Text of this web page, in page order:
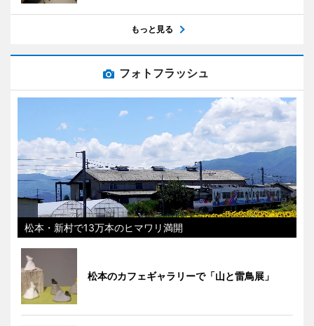
もっと見る
フォトフラッシュ
松本・新村で13万本のヒマワリ満開
松本のカフェギャラリーで「山と雷鳥展」